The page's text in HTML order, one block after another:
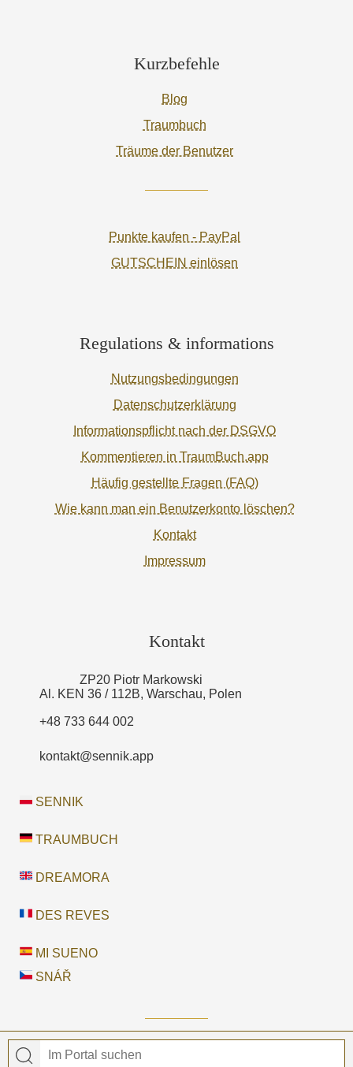
Kurzbefehle
Blog
Traumbuch
Träume der Benutzer
Punkte kaufen - PayPal
GUTSCHEIN einlösen
Regulations & informations
Nutzungsbedingungen
Datenschutzerklärung
Informationspflicht nach der DSGVO
Kommentieren in TraumBuch.app
Häufig gestellte Fragen (FAQ)
Wie kann man ein Benutzerkonto löschen?
Kontakt
Impressum
Kontakt
ZP20 Piotr Markowski
Al. KEN 36 / 112B, Warschau, Polen
+48 733 644 002
kontakt@sennik.app
SENNIK
TRAUMBUCH
DREAMORA
DES REVES
MI SUENO
SNÁŘ